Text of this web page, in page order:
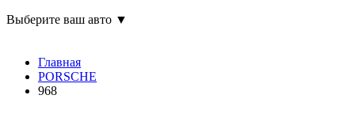
Выберите ваш авто ▼
Главная
PORSCHE
968